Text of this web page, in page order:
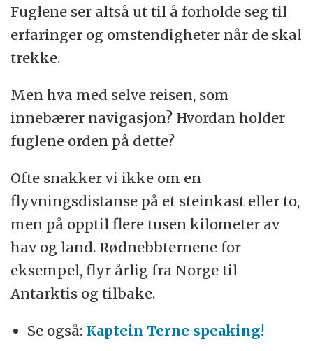
Fuglene ser altså ut til å forholde seg til
erfaringer og omstendigheter når de skal
trekke.
Men hva med selve reisen, som
innebærer navigasjon? Hvordan holder
fuglene orden på dette?
Ofte snakker vi ikke om en
flyvningsdistanse på et steinkast eller to,
men på opptil flere tusen kilometer av
hav og land. Rødnebbternene for
eksempel, flyr årlig fra Norge til
Antarktis og tilbake.
Se også: Kaptein Terne speaking!